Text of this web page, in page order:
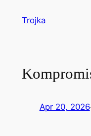
Trojka
Apr 20, 2026